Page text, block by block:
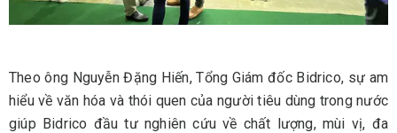
Theo ông Nguyễn Đặng Hiến, Tổng Giám đốc Bidrico, sự am
hiểu về văn hóa và thói quen của người tiêu dùng trong nước
giúp Bidrico đầu tư nghiên cứu về chất lượng, mùi vị, đa